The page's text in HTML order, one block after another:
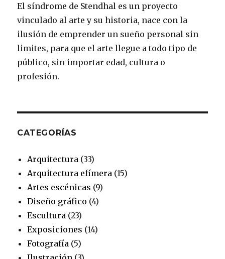
o
o
k
g
a
m
r
e
s
t
e
b
El síndrome de Stendhal es un proyecto
vinculado al arte y su historia, nace con la
ilusión de emprender un sueño personal sin
limites, para que el arte llegue a todo tipo de
público, sin importar edad, cultura o
profesión.
CATEGORÍAS
Arquitectura (33)
Arquitectura efímera (15)
Artes escénicas (9)
Diseño gráfico (4)
Escultura (23)
Exposiciones (14)
Fotografía (5)